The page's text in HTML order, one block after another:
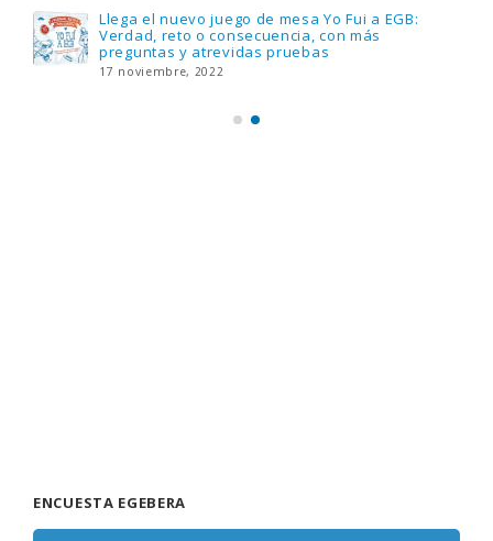
Llega el nuevo juego de mesa Yo Fui a EGB:
Verdad, reto o consecuencia, con más
preguntas y atrevidas pruebas
17 noviembre, 2022
ENCUESTA EGEBERA